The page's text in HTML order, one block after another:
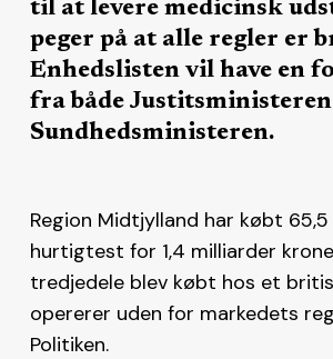
til at levere medicinsk
peger på at alle regler er
Enhedslisten vil have en
fra både
Sundhedsministeren.
Region Midtjylland har købt
hurtigtest for 1,4 milliarder
tredjedele blev købt hos et
opererer uden for markedets
Politiken.